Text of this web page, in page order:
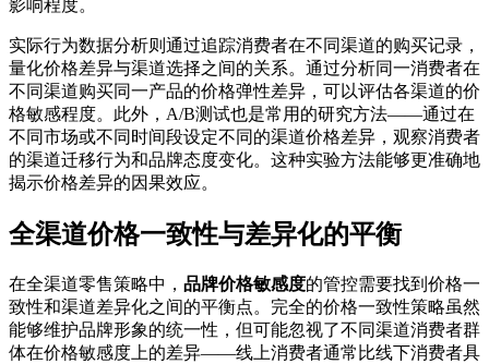
影响程度。
实际行为数据分析则通过追踪消费者在不同渠道的购买记录，
量化价格差异与渠道选择之间的关系。通过分析同一消费者在
不同渠道购买同一产品的价格弹性差异，可以评估各渠道的价
格敏感程度。此外，A/B测试也是常用的研究方法——通过在
不同市场或不同时间段设定不同的渠道价格差异，观察消费者
的渠道迁移行为和品牌态度变化。这种实验方法能够更准确地
揭示价格差异的因果效应。
全渠道价格一致性与差异化的平衡
在全渠道零售策略中， 品牌价格敏感度的管控需要找到价格一
致性和渠道差异化之间的平衡点。完全的价格一致性策略虽然
能够维护品牌形象的统一性，但可能忽视了不同渠道消费者群
体在价格敏感度上的差异——线上消费者通常比线下消费者具